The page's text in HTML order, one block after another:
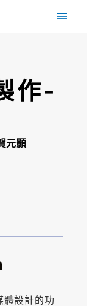
作-
元顥
設計的功